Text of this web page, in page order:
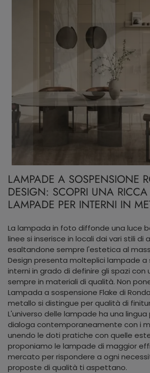
LAMPADE A SOSPENSIONE
DESIGN: SCOPRI UNA
LAMPADE PER INTERNI IN
La lampada in foto diffonde una luce
linee si inserisce in locali dai vari stili di
esaltandone sempre l'estetica al
Design presenta molteplici lampade a
interni in grado di definire gli spazi con
sempre in materiali di qualità. Non
Lampada a sospensione Flake di
metallo si distingue per qualità di
L'universo delle lampade ha una
dialoga contemporaneamente con i
unendo le doti pratiche con quelle
proponiamo le lampade di maggior
mercato per rispondere a ogni
proposte di qualità ti aspettano.